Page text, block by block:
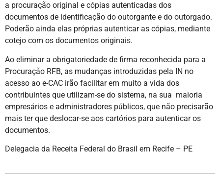
a procuração original e cópias autenticadas dos
documentos de identificação do outorgante e do outorgado.
Poderão ainda elas próprias autenticar as cópias, mediante
cotejo com os documentos originais.
Ao eliminar a obrigatoriedade de firma reconhecida para a
Procuração RFB, as mudanças introduzidas pela IN no
acesso ao e-CAC irão facilitar em muito a vida dos
contribuintes que utilizam-se do sistema, na sua maioria
empresários e administradores públicos, que não precisarão
mais ter que deslocar-se aos cartórios para autenticar os
documentos.
Delegacia da Receita Federal do Brasil em Recife – PE